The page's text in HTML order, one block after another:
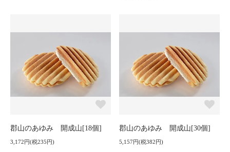
郡山のあゆみ 開成山[18個]
3,172円(税235円)
郡山のあゆみ 開成山[30個]
5,157円(税382円)